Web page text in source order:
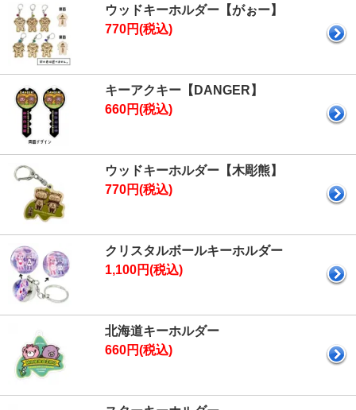
ウッドキーホルダー【がぉー】
770円(税込)
キーアクキー【DANGER】
660円(税込)
ウッドキーホルダー【木彫熊】
770円(税込)
クリスタルボールキーホルダー
1,100円(税込)
北海道キーホルダー
660円(税込)